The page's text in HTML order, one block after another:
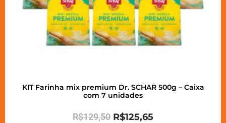
KIT Farinha mix premium Dr. SCHAR 500g – Caixa
com 7 unidades
R$129,50 R$125,65